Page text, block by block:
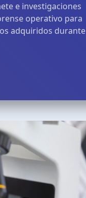
e investigaciones
operativo para
adquiridos durante